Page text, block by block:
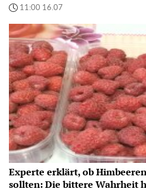
11:00 16.07
Experte erklärt, ob
sollten: Die bittere Wahrheit